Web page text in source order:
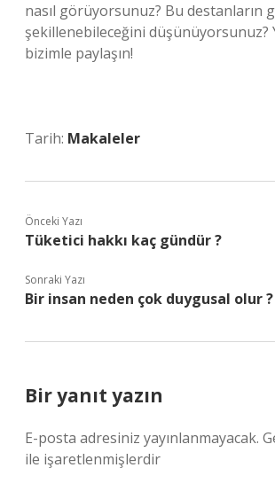
nasıl görüyorsunuz? Bu destanların
şekillenebileceğini düşünüyorsunuz?
bizimle paylaşın!
Tarih: Makaleler
Önceki Yazı
Tüketici hakkı kaç gündür ?
Sonraki Yazı
Bir insan neden çok duygusal olur ?
Bir yanıt yazın
E-posta adresiniz yayınlanmayacak.
ile işaretlenmişlerdir